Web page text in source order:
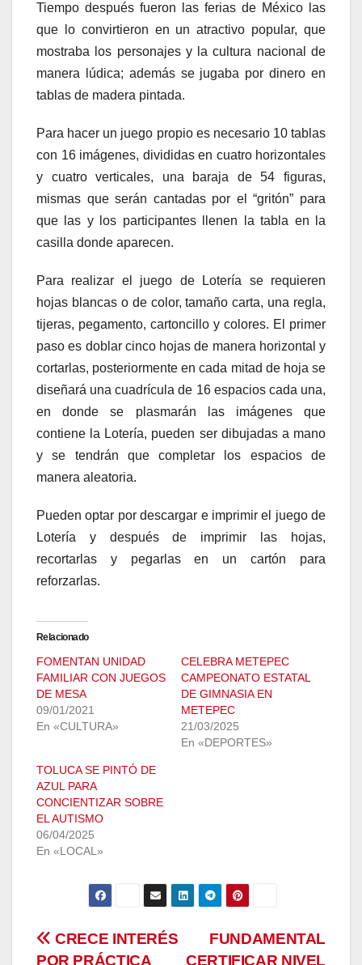
Tiempo después fueron las ferias de México las
que lo convirtieron en un atractivo popular, que
mostraba los personajes y la cultura nacional de
manera lúdica; además se jugaba por dinero en
tablas de madera pintada.
Para hacer un juego propio es necesario 10 tablas
con 16 imágenes, divididas en cuatro horizontales
y cuatro verticales, una baraja de 54 figuras,
mismas que serán cantadas por el “gritón” para
que las y los participantes llenen la tabla en la
casilla donde aparecen.
Para realizar el juego de Lotería se requieren
hojas blancas o de color, tamaño carta, una regla,
tijeras, pegamento, cartoncillo y colores. El primer
paso es doblar cinco hojas de manera horizontal y
cortarlas, posteriormente en cada mitad de hoja se
diseñará una cuadrícula de 16 espacios cada una,
en donde se plasmarán las imágenes que
contiene la Lotería, pueden ser dibujadas a mano
y se tendrán que completar los espacios de
manera aleatoria.
Pueden optar por descargar e imprimir el juego de
Lotería y después de imprimir las hojas,
recortarlas y pegarlas en un cartón para
reforzarlas.
Relacionado
FOMENTAN UNIDAD
FAMILIAR CON JUEGOS
DE MESA
09/01/2021
En «CULTURA»
CELEBRA METEPEC
CAMPEONATO ESTATAL
DE GIMNASIA EN
METEPEC
21/03/2025
En «DEPORTES»
TOLUCA SE PINTÓ DE
AZUL PARA
CONCIENTIZAR SOBRE
EL AUTISMO
06/04/2025
En «LOCAL»
Navegación
FUNDAMENTAL
CERTIFICAR NIVEL
CRECE INTERÉS
POR PRÁCTICA